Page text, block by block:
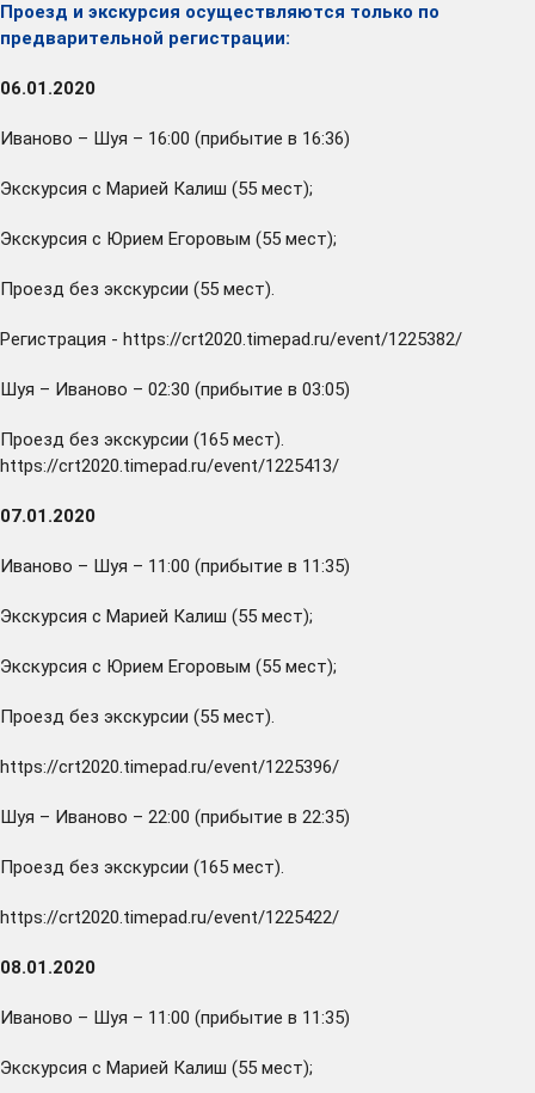
Проезд и экскурсия осуществляются только по
предварительной регистрации:
06.01.2020
Иваново – Шуя – 16:00 (прибытие в 16:36)
Экскурсия с Марией Калиш (55 мест);
Экскурсия с Юрием Егоровым (55 мест);
Проезд без экскурсии (55 мест).
Регистрация - https://crt2020.timepad.ru/event/1225382/
Шуя – Иваново – 02:30 (прибытие в 03:05)
Проезд без экскурсии (165 мест).
https://crt2020.timepad.ru/event/1225413/
07.01.2020
Иваново – Шуя – 11:00 (прибытие в 11:35)
Экскурсия с Марией Калиш (55 мест);
Экскурсия с Юрием Егоровым (55 мест);
Проезд без экскурсии (55 мест).
https://crt2020.timepad.ru/event/1225396/
Шуя – Иваново – 22:00 (прибытие в 22:35)
Проезд без экскурсии (165 мест).
https://crt2020.timepad.ru/event/1225422/
08.01.2020
Иваново – Шуя – 11:00 (прибытие в 11:35)
Экскурсия с Марией Калиш (55 мест);